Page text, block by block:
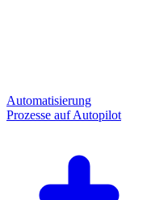
Automatisierung
Prozesse auf Autopilot